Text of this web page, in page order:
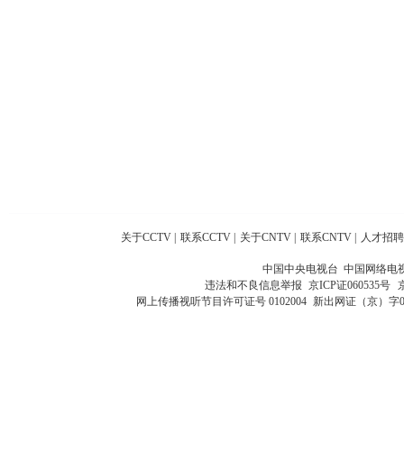
关于CCTV 联系CCTV 关于CNTV 联系CNTV 人才招聘
中国中央电视台 中国网络电
违法和不良信息举报 京ICP证060535号
网上传播视听节目许可证号 0102004 新出网证（京）